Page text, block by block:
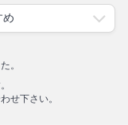
。
せ下さい。